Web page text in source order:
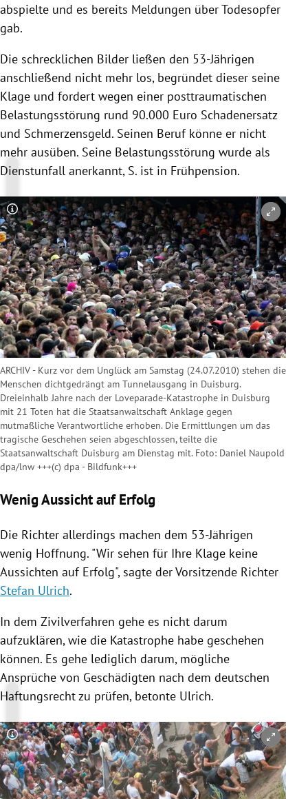
abspielte und es bereits Meldungen über Todesopfer
gab.
Die schrecklichen Bilder ließen den 53-Jährigen
anschließend nicht mehr los, begründet dieser seine
Klage und fordert wegen einer posttraumatischen
Belastungsstörung rund 90.000 Euro Schadenersatz
und Schmerzensgeld. Seinen Beruf könne er nicht
mehr ausüben. Seine Belastungsstörung wurde als
Dienstunfall anerkannt, S. ist in Frühpension.
Copyright-Hinweis öffnen/schließen
ARCHIV - Kurz vor dem Unglück am Samstag (24.07.2010) stehen die
Menschen dichtgedrängt am Tunnelausgang in Duisburg.
Dreieinhalb Jahre nach der Loveparade-Katastrophe in Duisburg
mit 21 Toten hat die Staatsanwaltschaft Anklage gegen
mutmaßliche Verantwortliche erhoben. Die Ermittlungen um das
tragische Geschehen seien abgeschlossen, teilte die
Staatsanwaltschaft Duisburg am Dienstag mit. Foto: Daniel Naupold
dpa/lnw +++(c) dpa - Bildfunk+++
Wenig Aussicht auf Erfolg
Die Richter allerdings machen dem 53-Jährigen
wenig Hoffnung. "Wir sehen für Ihre Klage keine
Aussichten auf Erfolg", sagte der Vorsitzende Richter
Stefan Ulrich.
In dem Zivilverfahren gehe es nicht darum
aufzuklären, wie die Katastrophe habe geschehen
können. Es gehe lediglich darum, mögliche
Ansprüche von Geschädigten nach dem deutschen
Haftungsrecht zu prüfen, betonte Ulrich.
Copyright-Hinweis öffnen/schließen